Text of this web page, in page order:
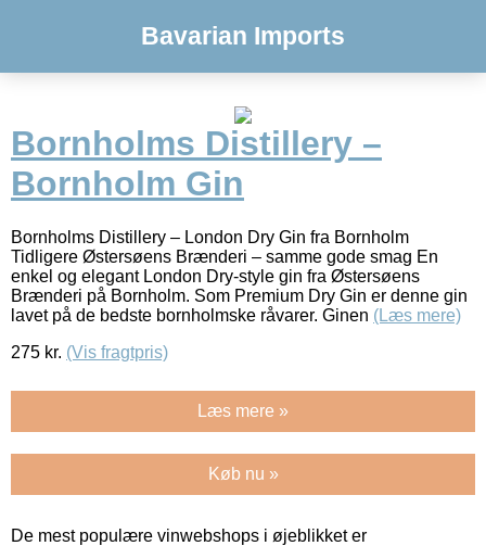
Bavarian Imports
Bornholms Distillery –
Bornholm Gin
Bornholms Distillery – London Dry Gin fra Bornholm
Tidligere Østersøens Brænderi – samme gode smag En
enkel og elegant London Dry-style gin fra Østersøens
Brænderi på Bornholm. Som Premium Dry Gin er denne gin
lavet på de bedste bornholmske råvarer. Ginen (Læs mere)
275 kr. (Vis fragtpris)
Læs mere »
Køb nu »
De mest populære vinwebshops i øjeblikket er